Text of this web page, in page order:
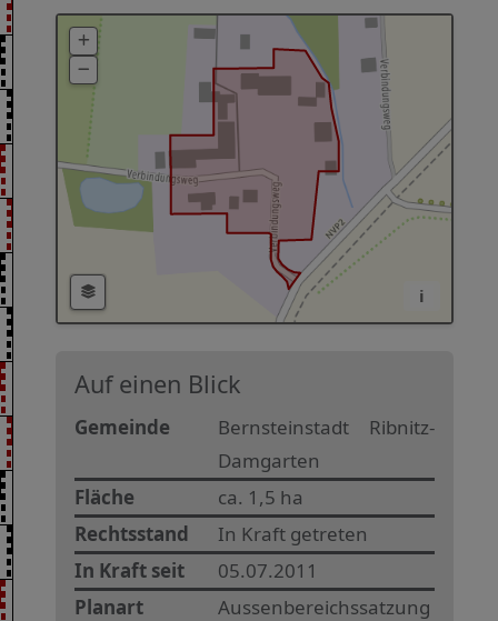
i
Auf einen Blick
Gemeinde
Bernsteinstadt Ribnitz-
Damgarten
Fläche
ca. 1,5 ha
Rechtsstand
In Kraft getreten
In Kraft seit
05.07.2011
Planart
Aussenbereichssatzung